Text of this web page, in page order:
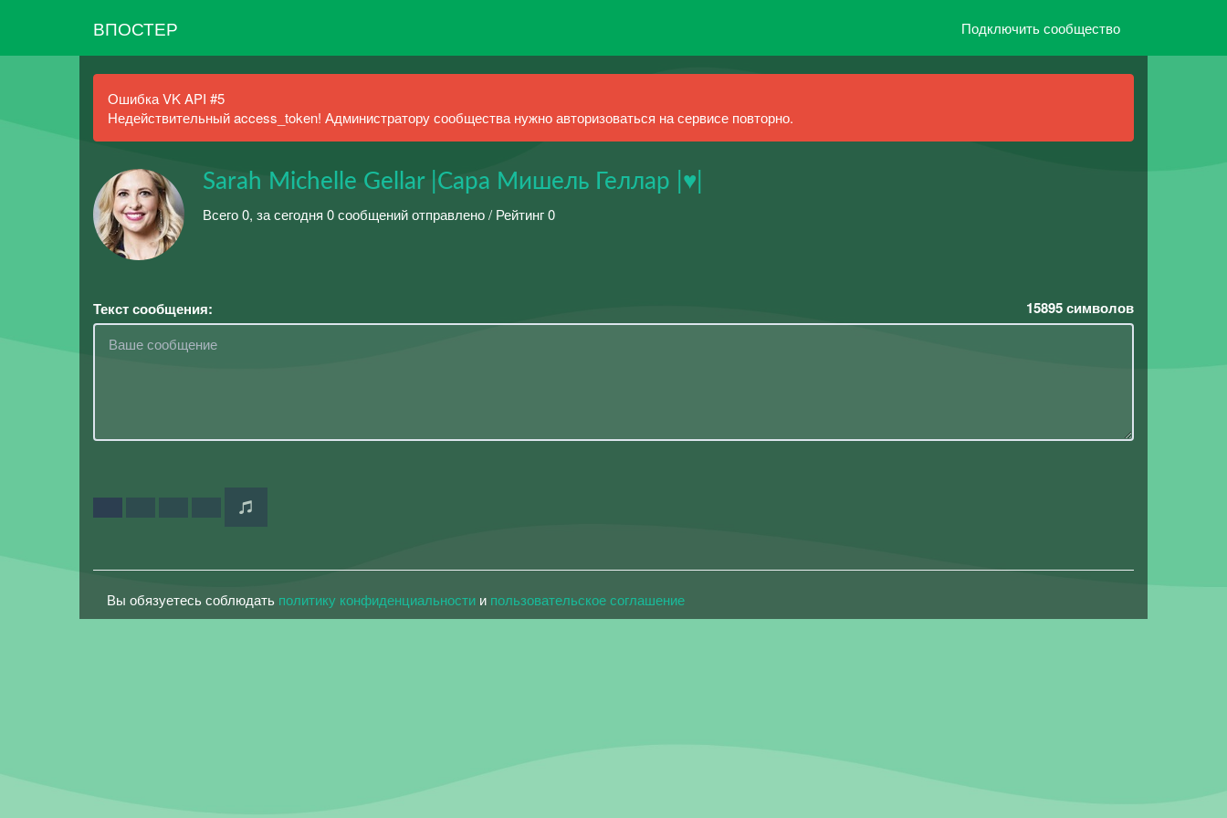
ВПОСТЕР Подключить сообщество
Ошибка VK API #5
Недействительный access_token! Администратору сообщества нужно авторизоваться на сервисе повторно.
Sarah Michelle Gellar |Сара Мишель Геллар |♥|
Всего 0, за сегодня 0 сообщений отправлено / Рейтинг 0
Текст сообщения: 15895символов
Вы обязуетесь соблюдать политику конфиденциальности и пользовательское соглашение